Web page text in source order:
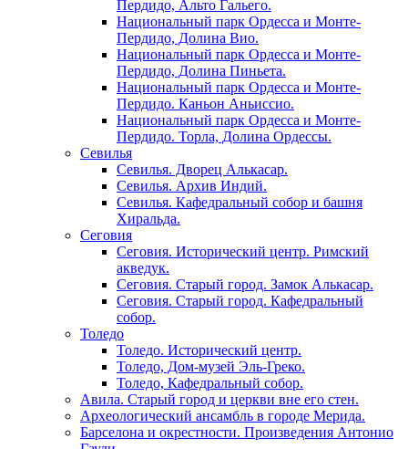
Пердидо, Альто Гальего.
Национальный парк Ордесса и Монте-
Пердидо, Долина Вио.
Национальный парк Ордесса и Монте-
Пердидо, Долина Пиньета.
Национальный парк Ордесса и Монте-
Пердидо. Каньон Аньиссио.
Национальный парк Ордесса и Монте-
Пердидо. Торла, Долина Ордессы.
Севилья
Севилья. Дворец Алькасар.
Севилья. Архив Индий.
Севилья. Кафедральный собор и башня
Хиральда.
Сеговия
Сеговия. Исторический центр. Римский
акведук.
Сеговия. Старый город. Замок Алькасар.
Сеговия. Старый город. Кафедральный
собор.
Толедо
Толедо. Исторический центр.
Толедо, Дом-музей Эль-Греко.
Толедо, Кафедральный собор.
Авила. Старый город и церкви вне его стен.
Археологический ансамбль в городе Мерида.
Барселона и окрестности. Произведения Антонио